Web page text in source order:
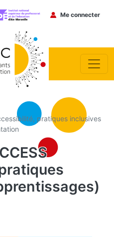
Menu du
Me connecter
pratiques inclusives